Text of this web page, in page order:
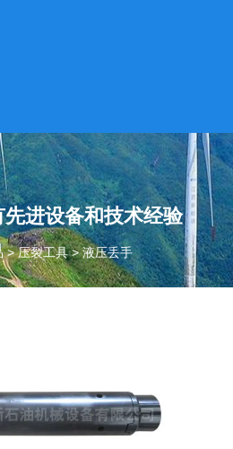
进设备和技术经验
>压裂工具 >液压丢手